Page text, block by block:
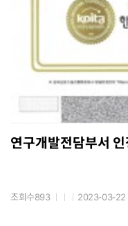
연구개발전담부서
조회수893 2023-03-22